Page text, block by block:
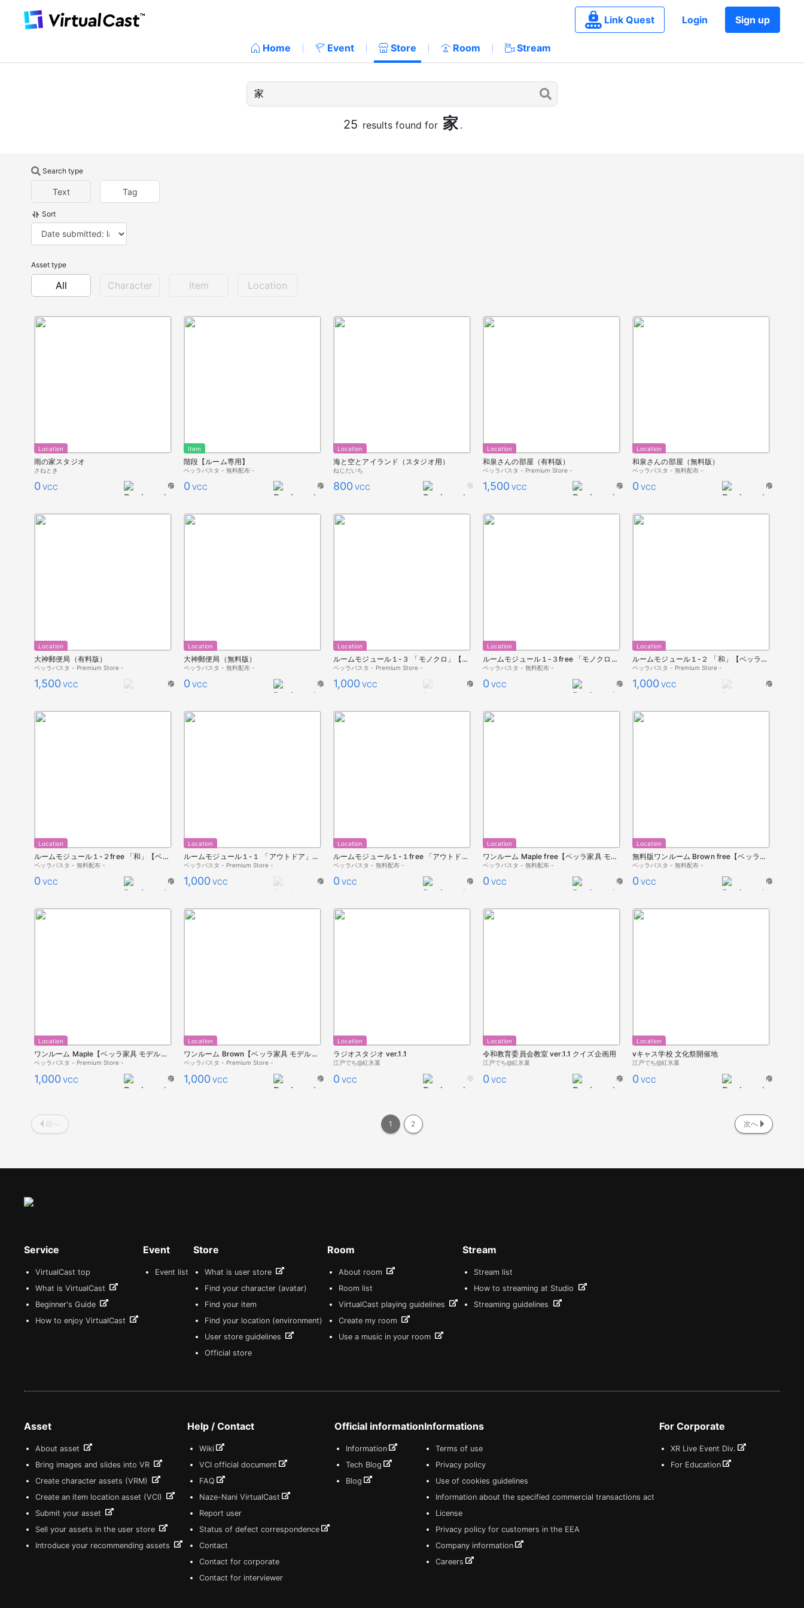
Link Quest Login Sign up
Home Event Store Room Stream
25 results found for 家 .
Search type
Text Tag
Sort
Asset type
All Character Item Location
Location
雨の家スタジオ
さねとき
0 VCC
Item
階段【ルーム専用】
ベッラパスタ - 無料配布 -
0 VCC
Location
海と空とアイランド（スタジオ用）
ねじだいち
800 VCC
Location
和泉さんの部屋（有料版）
ベッラパスタ - Premium Store -
1,500 VCC
Location
和泉さんの部屋（無料版）
ベッラパスタ - 無料配布 -
0 VCC
Location
大神郵便局（有料版）
ベッラパスタ - Premium Store -
1,500 VCC
Location
大神郵便局（無料版）
ベッラパスタ - 無料配布 -
0 VCC
Location
ルームモジュール１-３ 「モノクロ」【ベッラ住宅】
ベッラパスタ - Premium Store -
1,000 VCC
Location
ルームモジュール１-３free 「モノクロ」【ベッラ住宅】
ベッラパスタ - 無料配布 -
0 VCC
Location
ルームモジュール１-２ 「和」【ベッラ住宅】
ベッラパスタ - Premium Store -
1,000 VCC
Location
ルームモジュール１-２free 「和」【ベッラ住宅】
ベッラパスタ - 無料配布 -
0 VCC
Location
ルームモジュール１-１ 「アウトドア」【ベッラ住宅】
ベッラパスタ - Premium Store -
1,000 VCC
Location
ルームモジュール１-１free 「アウトドア」【ベッラ住宅】
ベッラパスタ - 無料配布 -
0 VCC
Location
ワンルーム Maple free【ベッラ家具 モデルルーム】
ベッラパスタ - 無料配布 -
0 VCC
Location
無料版ワンルーム Brown free【ベッラ家具 モデルルーム】
ベッラパスタ - 無料配布 -
0 VCC
Location
ワンルーム Maple【ベッラ家具 モデルルーム】
ベッラパスタ - Premium Store -
1,000 VCC
Location
ワンルーム Brown【ベッラ家具 モデルルーム】
ベッラパスタ - Premium Store -
1,000 VCC
Location
ラジオスタジオ ver.1.1
江戸でち@紅氷菓
0 VCC
Location
令和教育委員会教室 ver.1.1 クイズ企画用
江戸でち@紅氷菓
0 VCC
Location
vキャス学校 文化祭開催地
江戸でち@紅氷菓
0 VCC
前へ 1 2 次へ
Service
VirtualCast top
What is VirtualCast
Beginner's Guide
How to enjoy VirtualCast
Event
Event list
Store
What is user store
Find your character (avatar)
Find your item
Find your location (environment)
User store guidelines
Official store
Room
About room
Room list
VirtualCast playing guidelines
Create my room
Use a music in your room
Stream
Stream list
How to streaming at Studio
Streaming guidelines
Asset
About asset
Bring images and slides into VR
Create character assets (VRM)
Create an item location asset (VCI)
Submit your asset
Sell your assets in the user store
Introduce your recommending assets
Help / Contact
Wiki
VCI official document
FAQ
Naze-Nani VirtualCast
Report user
Status of defect correspondence
Contact
Contact for corporate
Contact for interviewer
Official information
Information
Tech Blog
Blog
Informations
Terms of use
Privacy policy
Use of cookies guidelines
Information about the specified commercial transactions act
License
Privacy policy for customers in the EEA
Company information
Careers
For Corporate
XR Live Event Div.
For Education